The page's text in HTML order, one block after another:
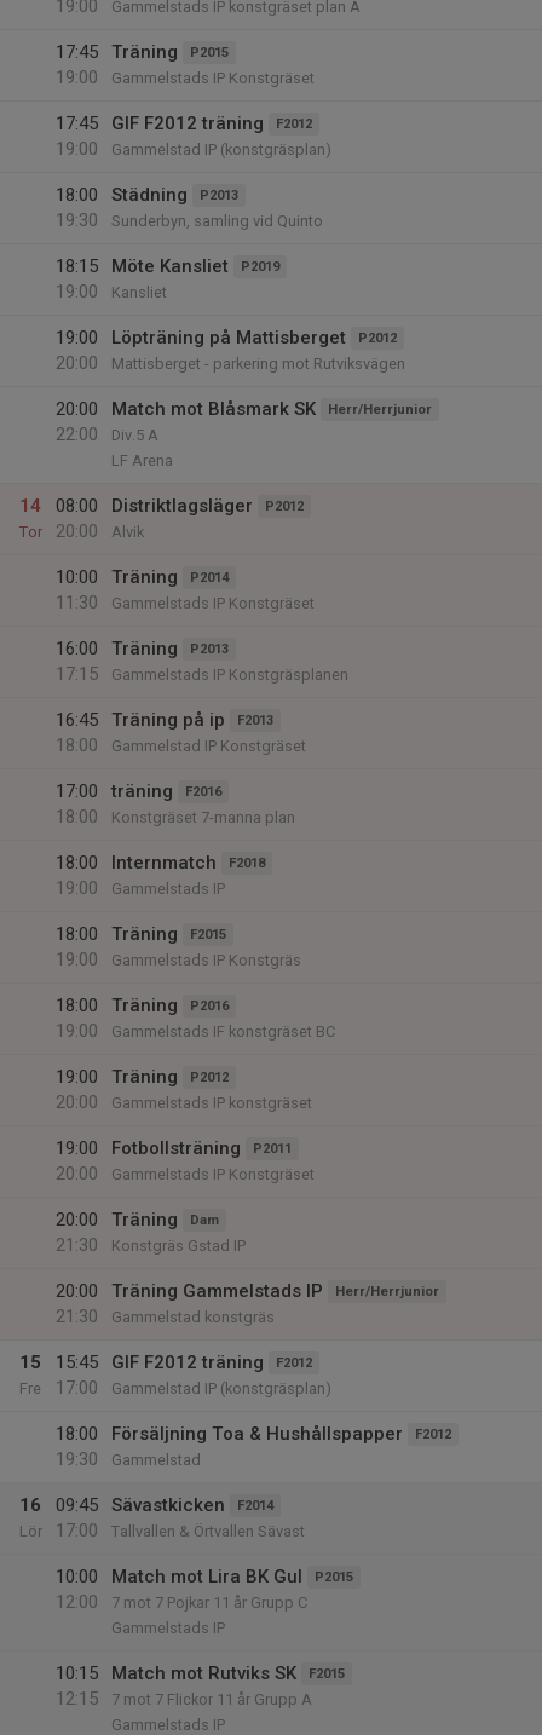
19:00
Gammelstads IP konstgräset plan A
17:45
19:00
Träning P2015
Gammelstads IP Konstgräset
17:45
19:00
GIF F2012 träning F2012
Gammelstad IP (konstgräsplan)
18:00
19:30
Städning P2013
Sunderbyn, samling vid Quinto
18:15
19:00
Möte Kansliet P2019
Kansliet
19:00
20:00
Löpträning på Mattisberget P2012
Mattisberget - parkering mot Rutviksvägen
20:00
22:00
Match mot Blåsmark SK Herr/Herrjunior
Div.5 A
LF Arena
14
Tor
08:00
20:00
Distriktlagsläger P2012
Alvik
10:00
11:30
Träning P2014
Gammelstads IP Konstgräset
16:00
17:15
Träning P2013
Gammelstads IP Konstgräsplanen
16:45
18:00
Träning på ip F2013
Gammelstad IP Konstgräset
17:00
18:00
träning F2016
Konstgräset 7-manna plan
18:00
19:00
Internmatch F2018
Gammelstads IP
18:00
19:00
Träning F2015
Gammelstads IP Konstgräs
18:00
19:00
Träning P2016
Gammelstads IF konstgräset BC
19:00
20:00
Träning P2012
Gammelstads IP konstgräset
19:00
20:00
Fotbollsträning P2011
Gammelstads IP Konstgräset
20:00
21:30
Träning Dam
Konstgräs Gstad IP
20:00
21:30
Träning Gammelstads IP Herr/Herrjunior
Gammelstad konstgräs
15
Fre
15:45
17:00
GIF F2012 träning F2012
Gammelstad IP (konstgräsplan)
18:00
19:30
Försäljning Toa & Hushållspapper F2012
Gammelstad
16
Lör
09:45
17:00
Sävastkicken F2014
Tallvallen & Örtvallen Sävast
10:00
12:00
Match mot Lira BK Gul P2015
7 mot 7 Pojkar 11 år Grupp C
Gammelstads IP
10:15
12:15
Match mot Rutviks SK F2015
7 mot 7 Flickor 11 år Grupp A
Gammelstads IP